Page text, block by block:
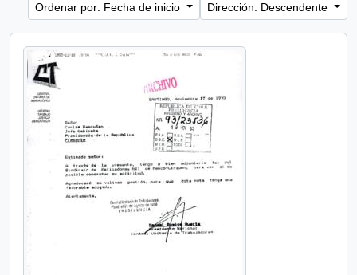
Ordenar por: Fecha de inicio
Dirección: Descendente